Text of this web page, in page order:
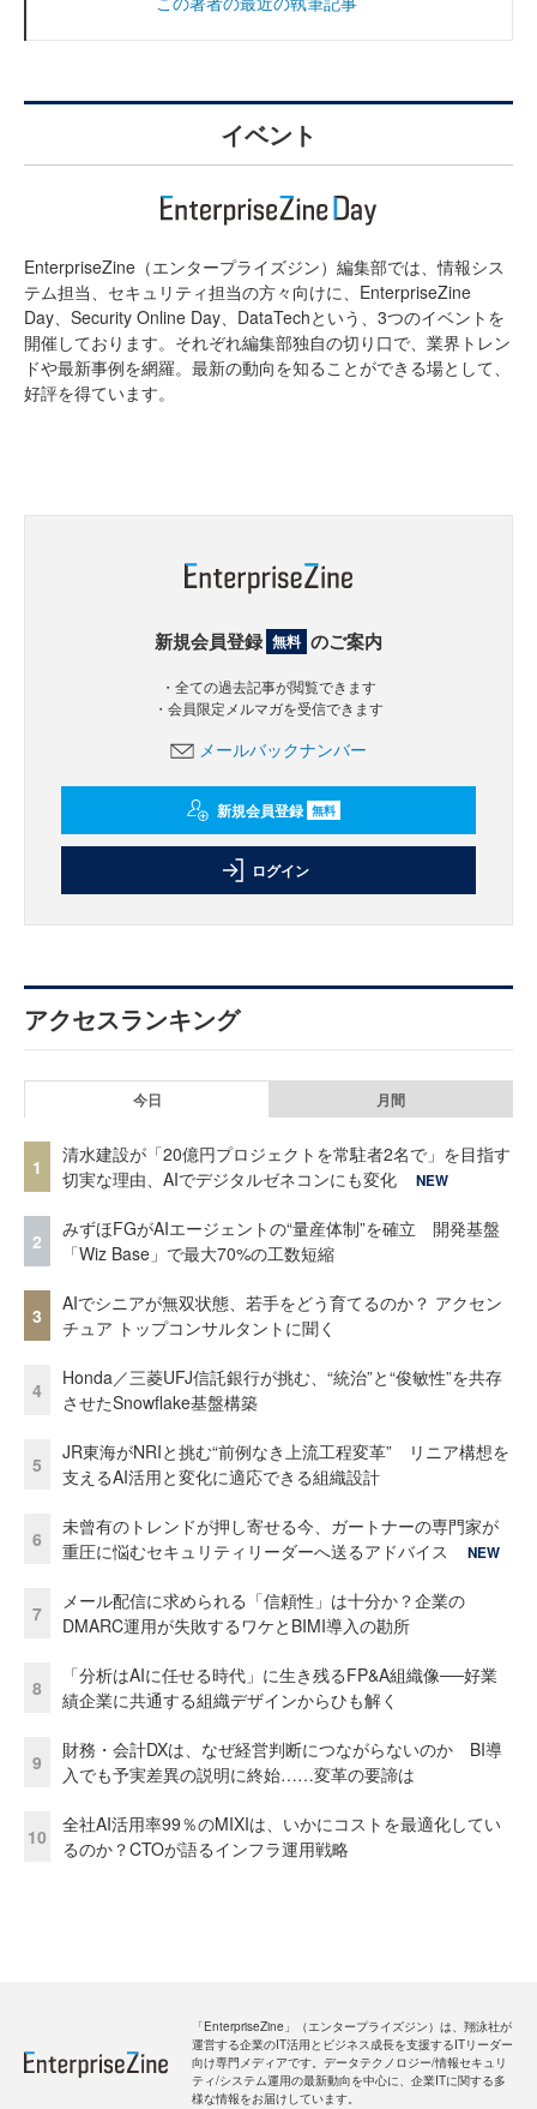
イベント
EnterpriseZine（エンタープライズジン）編集部では、情報シス
テム担当、セキュリティ担当の方々向けに、EnterpriseZine
Day、Security Online Day、DataTechという、3つのイベントを
開催しております。それぞれ編集部独自の切り口で、業界トレン
ドや最新事例を網羅。最新の動向を知ることができる場として、
好評を得ています。
新規会員登録 無料 のご案内
・全ての過去記事が閲覧できます
・会員限定メルマガを受信できます
メールバックナンバー
新規会員登録 無料
ログイン
アクセスランキング
今日 月間
1
清水建設が「20億円プロジェクトを常駐者2名で」を目指す
切実な理由、AIでデジタルゼネコンにも変化
NEW
2
みずほFGがAIエージェントの“量産体制”を確立 開発基盤
「Wiz Base」で最大70%の工数短縮
3
AIでシニアが無双状態、若手をどう育てるのか？ アクセン
チュア トップコンサルタントに聞く
4
Honda／三菱UFJ信託銀行が挑む、“統治”と“俊敏性”を共存
させたSnowflake基盤構築
5
JR東海がNRIと挑む“前例なき上流工程変革” リニア構想を
支えるAI活用と変化に適応できる組織設計
6
未曾有のトレンドが押し寄せる今、ガートナーの専門家が
重圧に悩むセキュリティリーダーへ送るアドバイス
NEW
7
メール配信に求められる「信頼性」は十分か？企業の
DMARC運用が失敗するワケとBIMI導入の勘所
8
「分析はAIに任せる時代」に生き残るFP&A組織像──好業
績企業に共通する組織デザインからひも解く
9
財務・会計DXは、なぜ経営判断につながらないのか BI導
入でも予実差異の説明に終始……変革の要諦は
10
全社AI活用率99％のMIXIは、いかにコストを最適化してい
るのか？CTOが語るインフラ運用戦略
「EnterpriseZine」（エンタープライズジン）は、翔泳社が
運営する企業のIT活用とビジネス成長を支援するITリーダー
向け専門メディアです。データテクノロジー/情報セキュリ
ティ/システム運用の最新動向を中心に、企業ITに関する多
様な情報をお届けしています。